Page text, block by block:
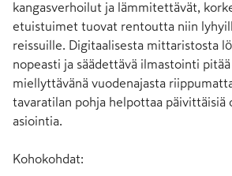
kangasverhoilut ja lämmitettävät,
etuistuimet tuovat rentoutta niin
reissuille. Digitaalisesta mittaristosta
nopeasti ja säädettävä ilmastointi
miellyttävänä vuodenajasta
tavaratilan pohja helpottaa päivittäisiä
asiointia.
Kohokohdat: